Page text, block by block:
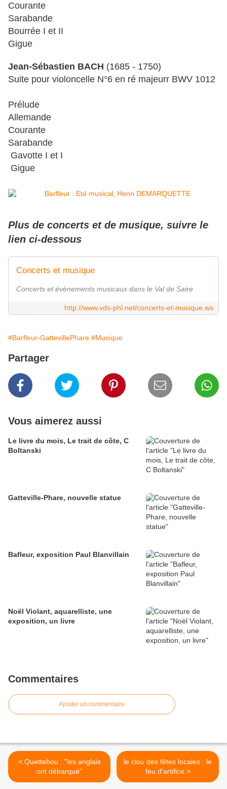
Courante
Sarabande
Bourrée I et II
Gigue
Jean-Sébastien BACH (1685 - 1750)
Suite pour violoncelle N°6 en ré majeurr BWV 1012
Prélude
Allemande
Courante
Sarabande
Gavotte I et I
Gigue
Plus de concerts et de musique, suivre le
lien ci-dessous
Concerts et musique
Concerts et évènements musicaux dans le Val de Saire
http://www.vds-phl.net/concerts-et-musique.ws
#Barfleur-GattevillePhare #Musique
Partager
Vous aimerez aussi
Le livre du mois, Le trait de côte, C
Boltanski
Gatteville-Phare, nouvelle statue
Bafleur, exposition Paul Blanvillain
Noël Violant, aquarelliste, une
exposition, un livre
Commentaires
Ajouter un commentaire
< Quettehou : "les anglais
ont débarqué"
le clou des fêtes locales : le
feu d'artifice >